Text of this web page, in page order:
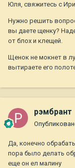
Юля, свяжитесь с
Нужно решить
вы даете щенку?
от блох и клещей.
Щенок не мокнет в
вытираете его
рэмбрант
Да, конечно
пора было делать
еще он ел малину